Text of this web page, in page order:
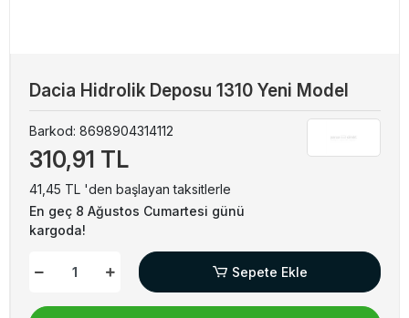
Dacia Hidrolik Deposu 1310 Yeni Model
Barkod: 8698904314112
310,91 TL
41,45 TL 'den başlayan taksitlerle
En geç 8 Ağustos Cumartesi günü
kargoda!
Sepete Ekle